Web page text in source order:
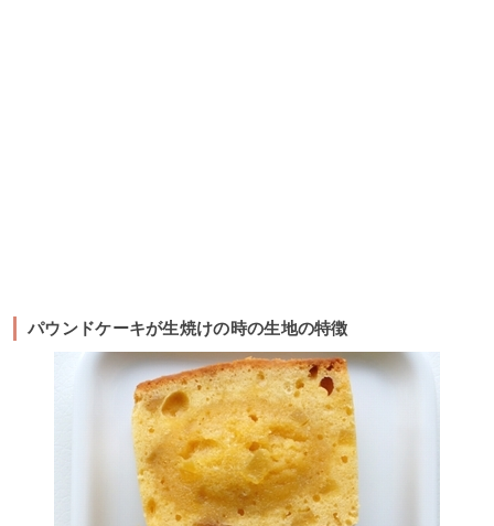
パウンドケーキが生焼けの時の生地の特徴